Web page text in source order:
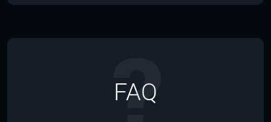
FAQ